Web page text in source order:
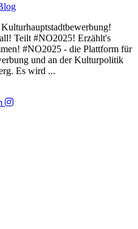
Teilt #NO2025! Erzählt's
#NO2025 - die Plattform für
und an der Kulturpolitik
Es wird ...